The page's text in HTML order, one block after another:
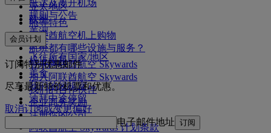
抵达及离开机场
规则与公告
亚太地区
欧洲
美洲
中东
飞往所有国家/地区
舱等特色
阿联酋航空机上购物
航班都有哪些设施与服务？
机上娱乐
美食
我们的候机室
迪拜中途停留
会员计划
登录阿联酋航空 Skywards
加入阿联酋航空 Skywards
我们的合作伙伴
企业商务奖励
注册你的公司
阿联酋航空 Skywards 计划条款
订阅特别优惠邮件
尽享最新特价机票和优惠。
取消订阅或变更偏好
电子邮件地址 订阅